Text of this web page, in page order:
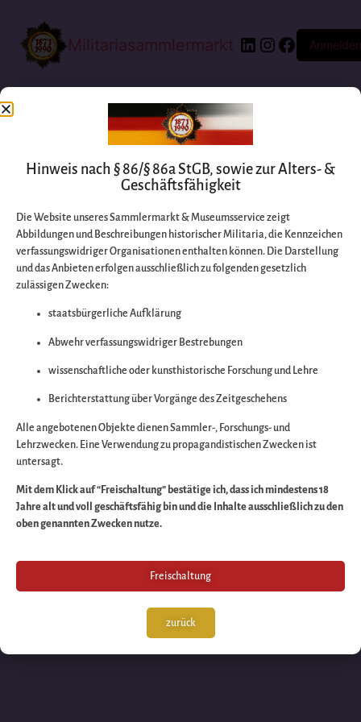
Militariasammlermarkt Anmelden
Entschuldigen Sie
bitte die
Wir arbeiten an
großartigen Sache
schauen Sie bald
wieder vorbei!
Hinweis nach § 86/§ 86a StGB, sowie zur Alters- &
Geschäftsfähigkeit
Die Website unseres Sammlermarkt & Museumsservice zeigt
Abbildungen und Beschreibungen historischer Militaria, die Kennzeichen
verfassungswidriger Organisationen enthalten können. Die Darstellung
und das Anbieten erfolgen ausschließlich zu folgenden gesetzlich
zulässigen Zwecken:
staatsbürgerliche Aufklärung
Abwehr verfassungswidriger Bestrebungen
wissenschaftliche oder kunsthistorische Forschung und Lehre
Berichterstattung über Vorgänge des Zeitgeschehens
Alle angebotenen Objekte dienen Sammler-, Forschungs- und
Lehrzwecken. Eine Verwendung zu propagandistischen Zwecken ist
untersagt.
Mit dem Klick auf “Freischaltung” bestätige ich, dass ich mindestens 18
Jahre alt und voll geschäftsfähig bin und die Inhalte ausschließlich zu den
oben genannten Zwecken nutze.
Freischaltung
zurück